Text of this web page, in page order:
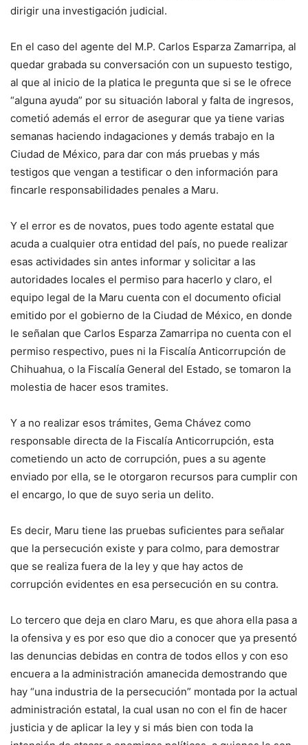
dirigir una investigación judicial.
En el caso del agente del M.P. Carlos Esparza Zamarripa, al
quedar grabada su conversación con un supuesto testigo,
al que al inicio de la platica le pregunta que si se le ofrece
“alguna ayuda” por su situación laboral y falta de ingresos,
cometió además el error de asegurar que ya tiene varias
semanas haciendo indagaciones y demás trabajo en la
Ciudad de México, para dar con más pruebas y más
testigos que vengan a testificar o den información para
fincarle responsabilidades penales a Maru.
Y el error es de novatos, pues todo agente estatal que
acuda a cualquier otra entidad del país, no puede realizar
esas actividades sin antes informar y solicitar a las
autoridades locales el permiso para hacerlo y claro, el
equipo legal de la Maru cuenta con el documento oficial
emitido por el gobierno de la Ciudad de México, en donde
le señalan que Carlos Esparza Zamarripa no cuenta con el
permiso respectivo, pues ni la Fiscalía Anticorrupción de
Chihuahua, o la Fiscalía General del Estado, se tomaron la
molestia de hacer esos tramites.
Y a no realizar esos trámites, Gema Chávez como
responsable directa de la Fiscalía Anticorrupción, esta
cometiendo un acto de corrupción, pues a su agente
enviado por ella, se le otorgaron recursos para cumplir con
el encargo, lo que de suyo seria un delito.
Es decir, Maru tiene las pruebas suficientes para señalar
que la persecución existe y para colmo, para demostrar
que se realiza fuera de la ley y que hay actos de
corrupción evidentes en esa persecución en su contra.
Lo tercero que deja en claro Maru, es que ahora ella pasa a
la ofensiva y es por eso que dio a conocer que ya presentó
las denuncias debidas en contra de todos ellos y con eso
encuera a la administración amanecida demostrando que
hay “una industria de la persecución” montada por la actual
administración estatal, la cual usan no con el fin de hacer
justicia y de aplicar la ley y si más bien con toda la